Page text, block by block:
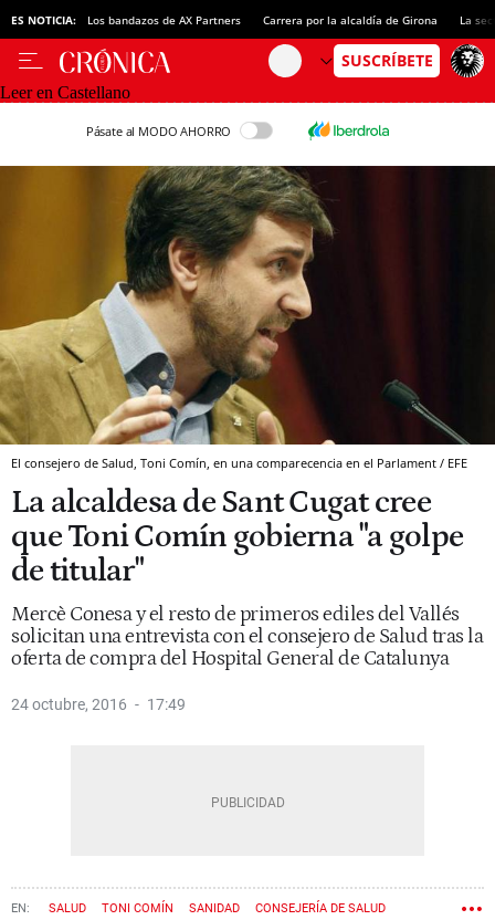
ES NOTICIA: Los bandazos de AX Partners Carrera por la alcaldía de Girona La
Leer en Castellano
Pásate al MODO AHORRO
El consejero de Salud, Toni Comín, en una comparecencia en el Parlament / EFE
La alcaldesa de Sant Cugat cree
que Toni Comín gobierna "a golpe
de titular"
Mercè Conesa y el resto de primeros ediles del Vallés
solicitan una entrevista con el consejero de Salud tras la
oferta de compra del Hospital General de Catalunya
24 octubre, 2016 17:49
SALUD TONI COMÍN SANIDAD CONSEJERÍA DE SALUD